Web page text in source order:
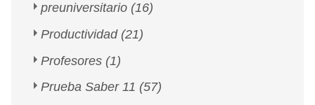
preuniversitario (16)
Productividad (21)
Profesores (1)
Prueba Saber 11 (57)